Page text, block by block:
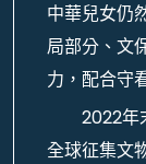
中華兒女仍
局部分、文
力，配合守
2022年
全球征集文